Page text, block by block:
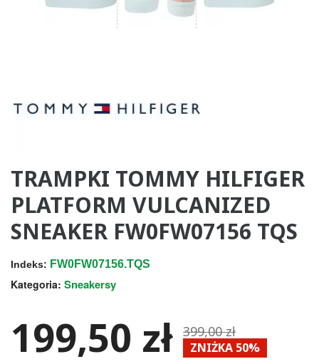
TRAMPKI TOMMY HILFIGER
PLATFORM VULCANIZED
SNEAKER FW0FW07156 TQS
Indeks: FW0FW07156.TQS
Kategoria: Sneakersy
199,50 zł 399,00 zł
ZNIŻKA 50%